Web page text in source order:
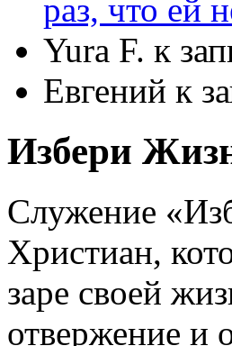
раз, что ей
Yura F. к
Евгений к
Избери
Служение
Христиан,
заре своей
отвержение и